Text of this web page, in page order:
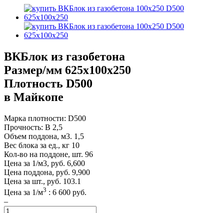
ВКБлок из газобетона
Размер/мм 625x100x250
Плотность D500
в Майкопе
Марка плотности: D500
Прочность: B 2,5
Объем поддона, м3. 1,5
Вес блока за ед., кг 10
Кол-во на поддоне, шт. 96
Цена за 1/м3, руб. 6,600
Цена поддона, руб. 9,900
Цена за шт., руб. 103.1
Цена за 1/м3 : 6 600 руб.
–